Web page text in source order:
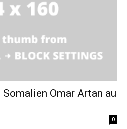
Somalien Omar Artan au
0